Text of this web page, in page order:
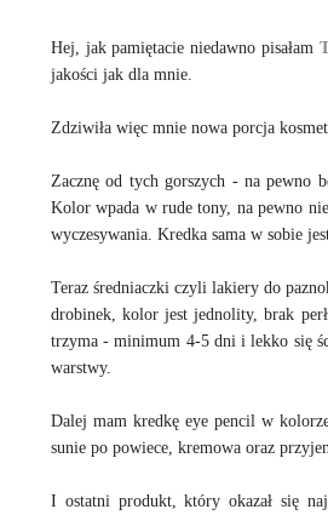
Hej, jak pamiętacie niedawno pisałam
jakości jak dla mnie.
Zdziwiła więc mnie nowa porcja
Zacznę od tych gorszych - na pewno
Kolor wpada w rude tony, na pewno
wyczesywania. Kredka sama w sobie
Teraz średniaczki czyli lakiery do
drobinek, kolor jest jednolity, brak
trzyma - minimum 4-5 dni i lekko się
warstwy.
Dalej mam kredkę eye pencil w
sunie po powiece, kremowa oraz
I ostatni produkt, który okazał się